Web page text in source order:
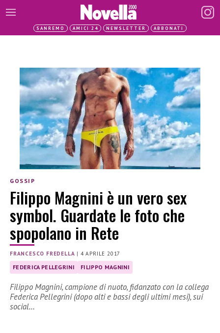
SANREMO AMICI 24 NEWSLETTER ABBONATI
GOSSIP
Filippo Magnini è un vero sex
symbol. Guardate le foto che
spopolano in Rete
FRANCESCO FREDELLA | 4 APRILE 2017
FEDERICA PELLEGRINI FILIPPO MAGNINI
Filippo Magnini, campione di nuoto, fidanzato con la collega
Federica Pellegrini (dopo alti e bassi degli ultimi mesi), sui
social…